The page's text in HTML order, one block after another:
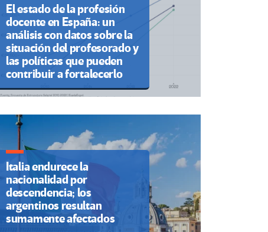
El estado de la profesión
docente en España: un
análisis con datos sobre la
situación del profesorado y
las políticas que pueden
contribuir a fortalecerlo
Italia endurece la
nacionalidad por
descendencia; los
argentinos resultan
sumamente afectados